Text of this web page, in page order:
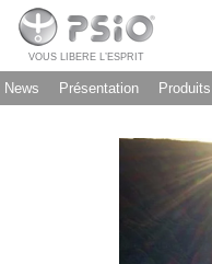
VOUS LIBERE L’ESPRIT
News Présentation Produits